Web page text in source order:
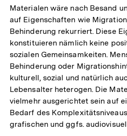
Materialen wäre nach Besand
auf Eigenschaften wie
Behinderung rekurriert. Diese
konstituieren nämlich keine
sozialen Gemeinsamkeiten.
Behinderung oder
kulturell, sozial und natürlich
Lebensalter heterogen. Die
vielmehr ausgerichtet sein auf
Bedarf des
grafischen und ggfs.